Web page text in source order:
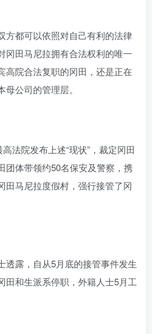
方都可以依照对自己有利的法律
冈田马尼拉拥有合法权利的唯一
院合法复职的冈田，还是正在
公司的管理层。
法院发布上述“现状”，裁定冈田
团体带领约50名保安及警察，携
田马尼拉度假村，强行接管了冈
透露，自从5月底的接管事件发生
田和生派系停职，外籍人士5月工